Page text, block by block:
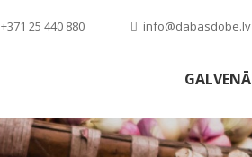
+371 25 440 880 info@dabasdobe.lv
GALVENĀ